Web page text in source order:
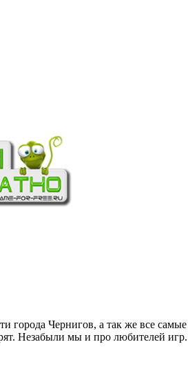
города Чернигов, а так же все
Незабыли мы и про любителей игр.